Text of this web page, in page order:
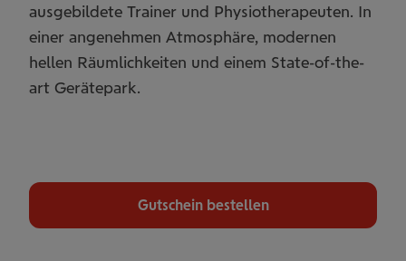
ausgebildete Trainer und Physiotherapeuten. In
einer angenehmen Atmosphäre, modernen
hellen Räumlichkeiten und einem State-of-the-
art Gerätepark.
Gutschein bestellen